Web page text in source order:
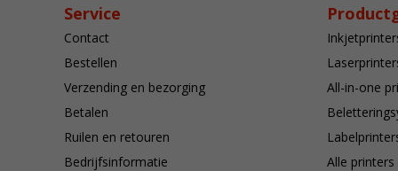
Service
Contact
Bestellen
Verzending en bezorging
Betalen
Ruilen en retouren
Bedrijfsinformatie
All-in-one
Alle printers